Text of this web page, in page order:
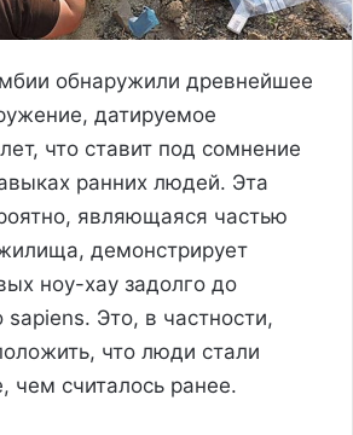
обнаружили древнейшее
датируемое
что ставит под сомнение
ранних людей. Эта
являющаяся частью
демонстрирует
ноу-хау задолго до
Это, в частности,
что люди стали
чем считалось ранее.